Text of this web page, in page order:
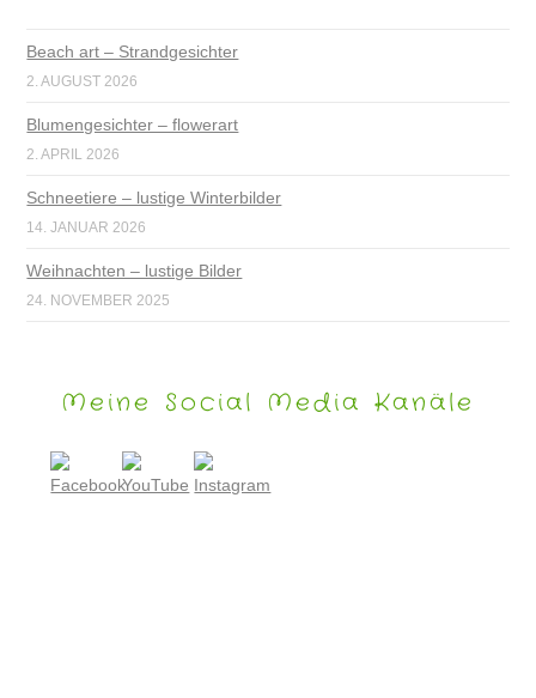
Beach art – Strandgesichter
2. AUGUST 2026
Blumengesichter – flowerart
2. APRIL 2026
Schneetiere – lustige Winterbilder
14. JANUAR 2026
Weihnachten – lustige Bilder
24. NOVEMBER 2025
Meine Social Media Kanäle